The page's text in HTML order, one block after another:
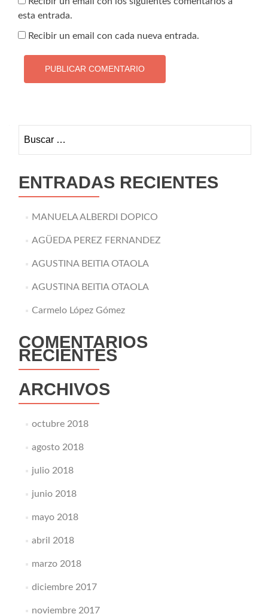
esta entrada.
Recibir un email con cada nueva entrada.
ENTRADAS RECIENTES
MANUELA ALBERDI DOPICO
AGÜEDA PEREZ FERNANDEZ
AGUSTINA BEITIA OTAOLA
AGUSTINA BEITIA OTAOLA
Carmelo López Gómez
COMENTARIOS
RECIENTES
ARCHIVOS
octubre 2018
agosto 2018
julio 2018
junio 2018
mayo 2018
abril 2018
marzo 2018
diciembre 2017
noviembre 2017